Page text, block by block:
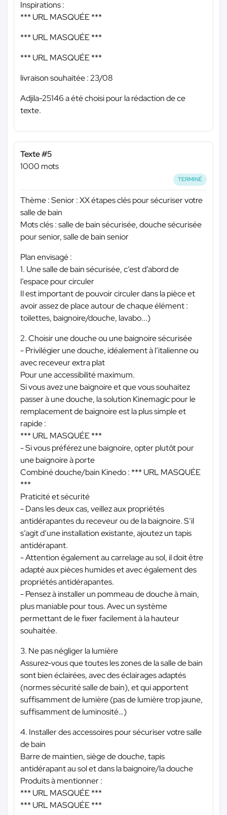
Inspirations :
*** URL MASQUÉE ***
*** URL MASQUÉE ***
*** URL MASQUÉE ***
livraison souhaitée : 23/08
Adjila-25146 a été choisi pour la rédaction de ce
texte.
Texte #5
1000 mots
TERMINÉ
Thème : Senior : XX étapes clés pour sécuriser votre
salle de bain
Mots clés : salle de bain sécurisée, douche sécurisée
pour senior, salle de bain senior
Plan envisagé :
1. Une salle de bain sécurisée, c’est d’abord de
l’espace pour circuler
Il est important de pouvoir circuler dans la pièce et
avoir assez de place autour de chaque élément :
toilettes, baignoire/douche, lavabo...)
2. Choisir une douche ou une baignoire sécurisée
- Privilégier une douche, idéalement à l’italienne ou
avec receveur extra plat
Pour une accessibilité maximum.
Si vous avez une baignoire et que vous souhaitez
passer à une douche, la solution Kinemagic pour le
remplacement de baignoire est la plus simple et
rapide :
*** URL MASQUÉE ***
- Si vous préférez une baignoire, opter plutôt pour
une baignoire à porte
Combiné douche/bain Kinedo : *** URL MASQUÉE
***
Praticité et sécurité
- Dans les deux cas, veillez aux propriétés
antidérapantes du receveur ou de la baignoire. S’il
s’agit d’une installation existante, ajoutez un tapis
antidérapant.
- Attention également au carrelage au sol, il doit être
adapté aux pièces humides et avec également des
propriétés antidérapantes.
- Pensez à installer un pommeau de douche à main,
plus maniable pour tous. Avec un système
permettant de le fixer facilement à la hauteur
souhaitée.
3. Ne pas négliger la lumière
Assurez-vous que toutes les zones de la salle de bain
sont bien éclairées, avec des éclairages adaptés
(normes sécurité salle de bain), et qui apportent
suffisamment de lumière (pas de lumière trop jaune,
suffisamment de luminosité…)
4. Installer des accessoires pour sécuriser votre salle
de bain
Barre de maintien, siège de douche, tapis
antidérapant au sol et dans la baignoire/la douche
Produits à mentionner :
*** URL MASQUÉE ***
*** URL MASQUÉE ***